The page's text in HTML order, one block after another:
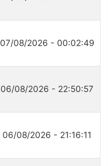
07/08/2026 - 00:02:49
06/08/2026 - 22:50:57
06/08/2026 - 21:16:11